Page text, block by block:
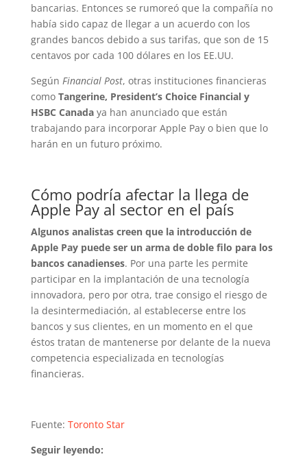
bancarias. Entonces se rumoreó que la compañía no
había sido capaz de llegar a un acuerdo con los
grandes bancos debido a sus tarifas, que son de 15
centavos por cada 100 dólares en los EE.UU.
Según Financial Post, otras instituciones financieras
como Tangerine, President’s Choice Financial y
HSBC Canada ya han anunciado que están
trabajando para incorporar Apple Pay o bien que lo
harán en un futuro próximo.
Cómo podría afectar la llega de
Apple Pay al sector en el país
Algunos analistas creen que la introducción de
Apple Pay puede ser un arma de doble filo para los
bancos canadienses. Por una parte les permite
participar en la implantación de una tecnología
innovadora, pero por otra, trae consigo el riesgo de
la desintermediación, al establecerse entre los
bancos y sus clientes, en un momento en el que
éstos tratan de mantenerse por delante de la nueva
competencia especializada en tecnologías
financieras.
Fuente: Toronto Star
Seguir leyendo: